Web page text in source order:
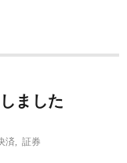
研
ました
済 証券